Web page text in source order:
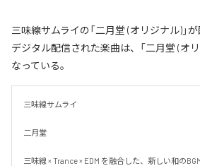
三味線サムライの「二月堂 (オリジナル)」
デジタル配信された楽曲は、「二月堂 (オ
なっている。
三味線サムライ
二月堂
三味線 × Trance × EDM を融合した、新しい和の